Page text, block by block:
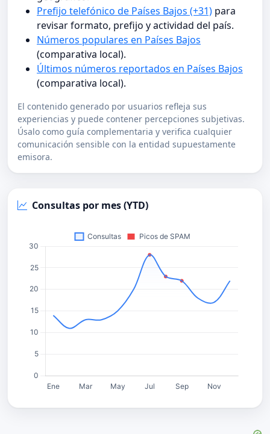
Prefijo telefónico de Países Bajos (+31) para
revisar formato, prefijo y actividad del país.
Números populares en Países Bajos
(comparativa local).
Últimos números reportados en Países Bajos
(comparativa local).
El contenido generado por usuarios refleja sus
experiencias y puede contener percepciones subjetivas.
Úsalo como guía complementaria y verifica cualquier
comunicación sensible con la entidad supuestamente
emisora.
Consultas por mes (YTD)